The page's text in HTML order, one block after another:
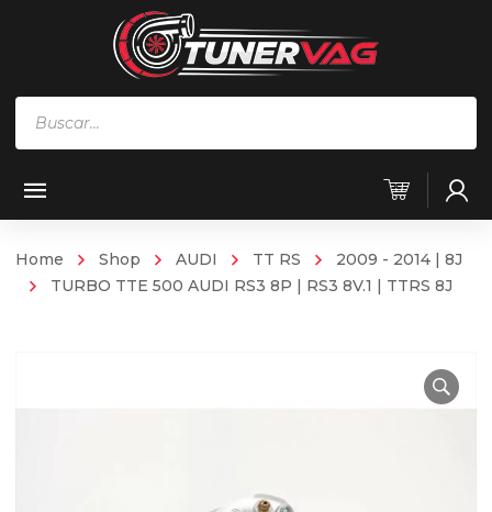
Home Shop AUDI TT RS
2009 - 2014 | 8J
TURBO TTE 500 AUDI RS3 8P | RS3 8V.1 | TTRS 8J